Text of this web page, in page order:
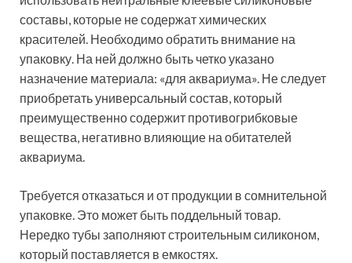
составы, которые не содержат химических
красителей. Необходимо обратить внимание на
упаковку. На ней должно быть четко указано
назначение материала: «для аквариума». Не следует
приобретать универсальный состав, который
преимущественно содержит противогрибковые
вещества, негативно влияющие на обитателей
аквариума.
Требуется отказаться и от продукции в сомнительной
упаковке. Это может быть поддельный товар.
Нередко тубы заполняют строительным силиконом,
который поставляется в емкостях.